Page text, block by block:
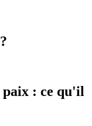
paix : ce qu'il